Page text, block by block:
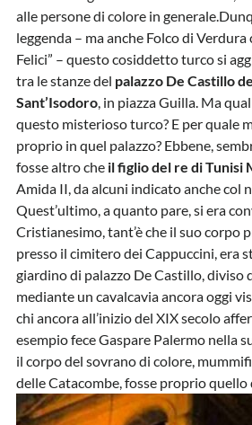
alle persone di colore in
leggenda – ma anche Folco di Verdura
Felici” – questo cosiddetto turco si
tra le stanze del palazzo De Castillo
Sant’Isodoro, in piazza Guilla. Ma
questo misterioso turco? E per quale
proprio in quel palazzo? Ebbene,
fosse altro cheil figlio del re di Tunisi
Amida II, da alcuni indicato anche col
Quest’ultimo, a quanto pare, si era
Cristianesimo, tant’è che il suo corpo
presso il cimitero dei Cappuccini, era
giardino di palazzo De Castillo, diviso
mediante un cavalcavia ancora oggi
chi ancora all’inizio del XIX secolo
esempio fece Gaspare Palermo nella
il corpo del sovrano di colore,
delle Catacombe, fosse proprio quello